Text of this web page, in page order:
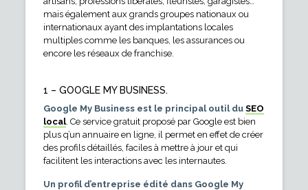
mais également aux grands groupes nationaux ou
internationaux ayant des implantations locales
multiples comme les banques, les assurances ou
encore les réseaux de franchise.
1 – GOOGLE MY BUSINESS.
Google My Business est le principal outil du SEO
local. Ce service gratuit proposé par Google est bien
plus q’un annuaire en ligne, il permet en effet de créer
des profils détaillés, faciles à mettre à jour et qui
facilitent les interactions avec les internautes.
Un profil d’entreprise édité dans Google My